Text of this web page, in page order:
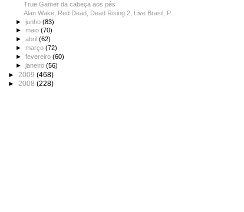
True Gamer da cabeça aos pés
Alan Wake, Red Dead, Dead Rising 2, Live Brasil, P...
►junho(83)
►maio(70)
►abril(62)
►março(72)
►fevereiro(60)
►janeiro(56)
► 2009 (468)
► 2008 (228)